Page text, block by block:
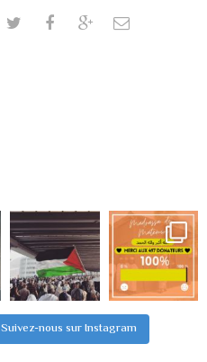
Suivez-nous sur Instagram